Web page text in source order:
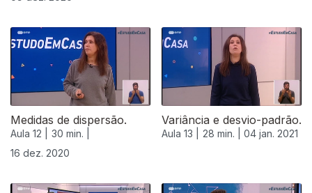
Medidas de dispersão.
Aula 12 |
30 min. |
16 dez. 2020
Variância e desvio-padrão.
Aula 13 | 28 min. | 04 jan. 2021